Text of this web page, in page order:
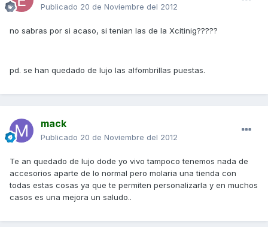
Publicado 20 de Noviembre del 2012
no sabras por si acaso, si tenian las de la Xcitinig?????
pd. se han quedado de lujo las alfombrillas puestas.
mack
Publicado 20 de Noviembre del 2012
Te an quedado de lujo dode yo vivo tampoco tenemos nada de
accesorios aparte de lo normal pero molaria una tienda con
todas estas cosas ya que te permiten personalizarla y en muchos
casos es una mejora un saludo..